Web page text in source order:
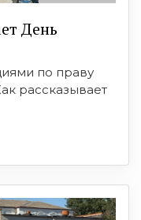
День
по праву
рассказывает